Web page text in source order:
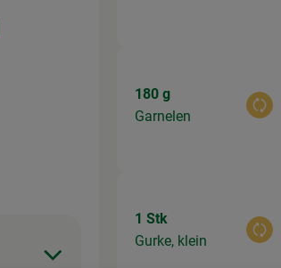
180 g
Garnelen
1 Stk
Gurke, klein